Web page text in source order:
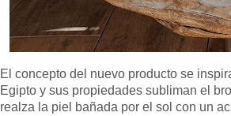
El concepto del nuevo producto se
Egipto y sus propiedades subliman el
realza la piel bañada por el sol con un